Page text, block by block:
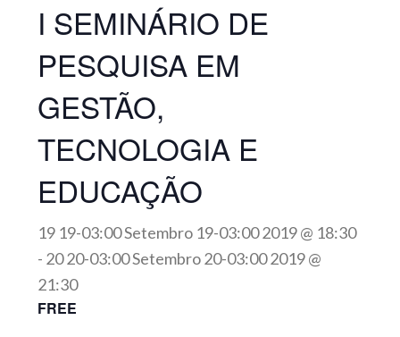
I SEMINÁRIO DE
PESQUISA EM
GESTÃO,
TECNOLOGIA E
EDUCAÇÃO
19 19-03:00 Setembro 19-03:00 2019 @ 18:30
- 20 20-03:00 Setembro 20-03:00 2019 @
21:30
FREE